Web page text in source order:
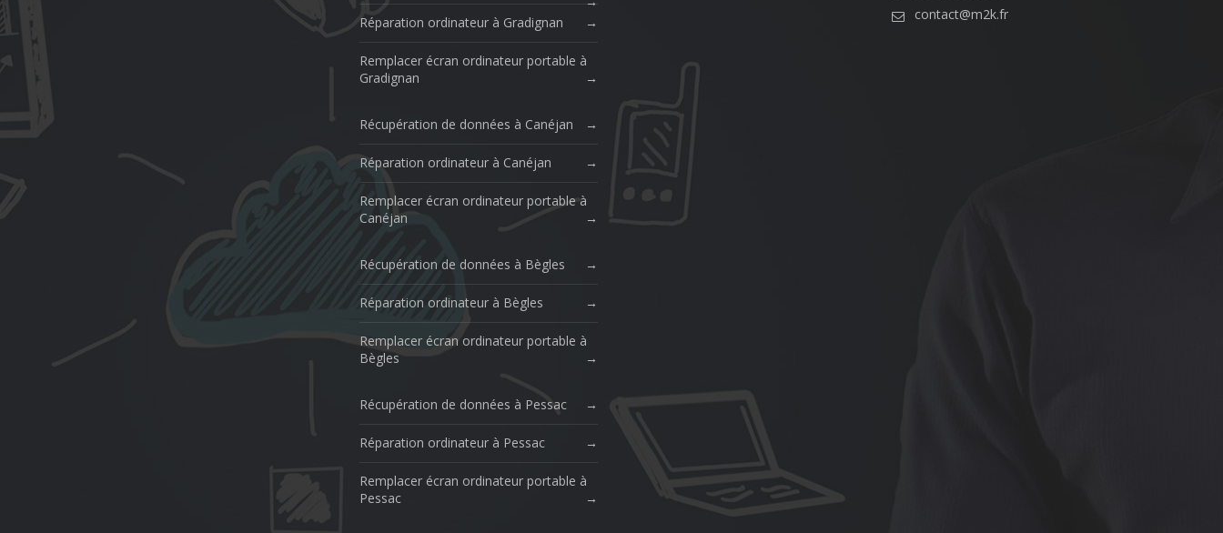
Réparation ordinateur à Gradignan
Remplacer écran ordinateur portable à
Gradignan
Récupération de données à Canéjan
Réparation ordinateur à Canéjan
Remplacer écran ordinateur portable à
Canéjan
Récupération de données à Bègles
Réparation ordinateur à Bègles
Remplacer écran ordinateur portable à
Bègles
Récupération de données à Pessac
Réparation ordinateur à Pessac
Remplacer écran ordinateur portable à
Pessac
contact@m2k.fr